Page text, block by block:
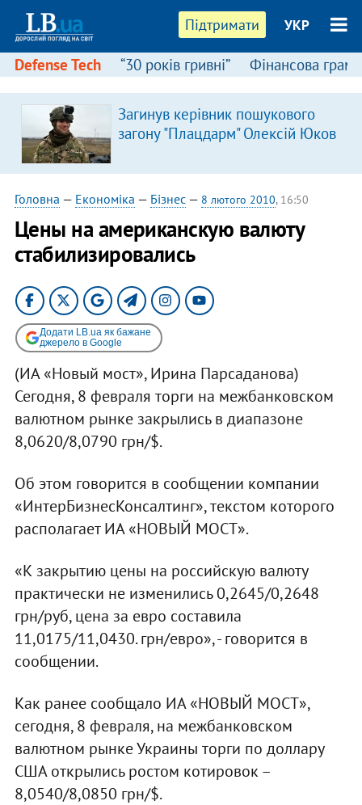
Підтримати УКР
Defense Tech “30 років гривні” Фінансова
Загинув керівник пошукового
загону "Плацдарм" Олексій Юков
Головна — Економіка — Бізнес— 8 лютого 2010, 16:50
Цены на американскую валюту
стабилизировались
Додати LB.ua як бажане
джерело в Google
(ИА «Новый мост», Ирина Парсаданова)
Сегодня, 8 февраля торги на межбанковском
валютном рынке закрылись в диапазоне
8,0620/8,0790 грн/$.
Об этом говорится в сообщении компании
«ИнтерБизнесКонсалтинг», текстом которого
располагает ИА «НОВЫЙ МОСТ».
«К закрытию цены на российскую валюту
практически не изменились 0,2645/0,2648
грн/руб, цена за евро составила
11,0175/11,0430. грн/евро», - говорится в
сообщении.
Как ранее сообщало ИА «НОВЫЙ МОСТ»,
сегодня, 8 февраля, на межбанковском
валютном рынке Украины торги по доллару
США открылись ростом котировок –
8,0540/8,0850 грн/$.